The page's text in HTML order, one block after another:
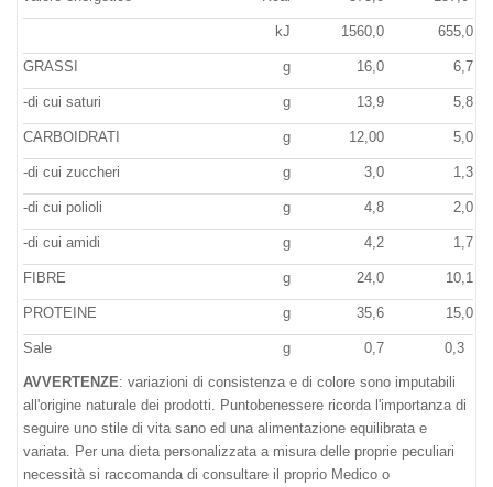
kJ 1560,0 655,0
GRASSI g 16,0 6,7
-di cui saturi g 13,9 5,8
CARBOIDRATI g 12,00 5,0
-di cui zuccheri g 3,0 1,3
-di cui polioli g 4,8 2,0
-di cui amidi g 4,2 1,7
FIBRE g 24,0 10,1
PROTEINE g 35,6 15,0
Sale g 0,7 0,3
AVVERTENZE: variazioni di consistenza e di colore sono imputabili
all'origine naturale dei prodotti. Puntobenessere ricorda l'importanza di
seguire uno stile di vita sano ed una alimentazione equilibrata e
variata. Per una dieta personalizzata a misura delle proprie peculiari
necessità si raccomanda di consultare il proprio Medico o